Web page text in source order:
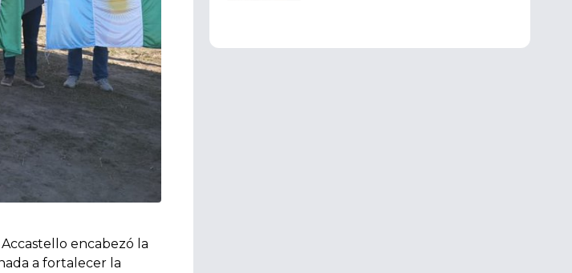
encabezó la
a fortalecer la